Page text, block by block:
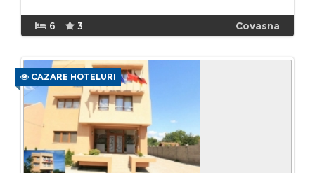
6 3 Covasna
CAZARE HOTELURI